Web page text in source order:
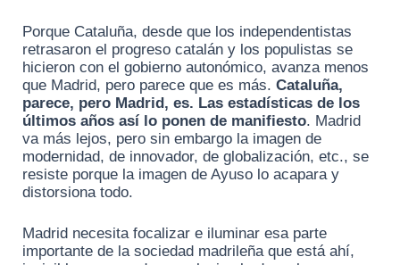
Porque Cataluña, desde que los independentistas
retrasaron el progreso catalán y los populistas se
hicieron con el gobierno autonómico, avanza menos
que Madrid, pero parece que es más. Cataluña,
parece, pero Madrid, es. Las estadísticas de los
últimos años así lo ponen de manifiesto. Madrid
va más lejos, pero sin embargo la imagen de
modernidad, de innovador, de globalización, etc., se
resiste porque la imagen de Ayuso lo acapara y
distorsiona todo.
Madrid necesita focalizar e iluminar esa parte
importante de la sociedad madrileña que está ahí,